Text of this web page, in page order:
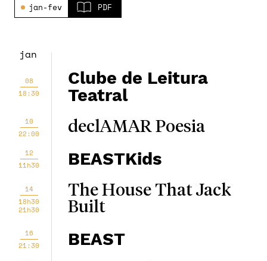
jan-fev PDF
jan
08
18:30
Clube de Leitura
Teatral
10
22:00
declAMAR Poesia
12
11h30
BEASTKids
14
18h30
21h30
The House That Jack
Built
16
21:30
BEAST